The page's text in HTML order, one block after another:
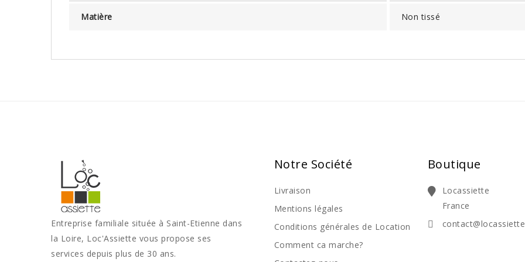
Matière Non tissé
Entreprise familiale située à Saint-Etienne dans
la Loire, Loc'Assiette vous propose ses
services depuis plus de 30 ans.
Notre Société
Livraison
Mentions légales
Conditions générales de Location
Comment ca marche?
Boutique
Locassiette
France